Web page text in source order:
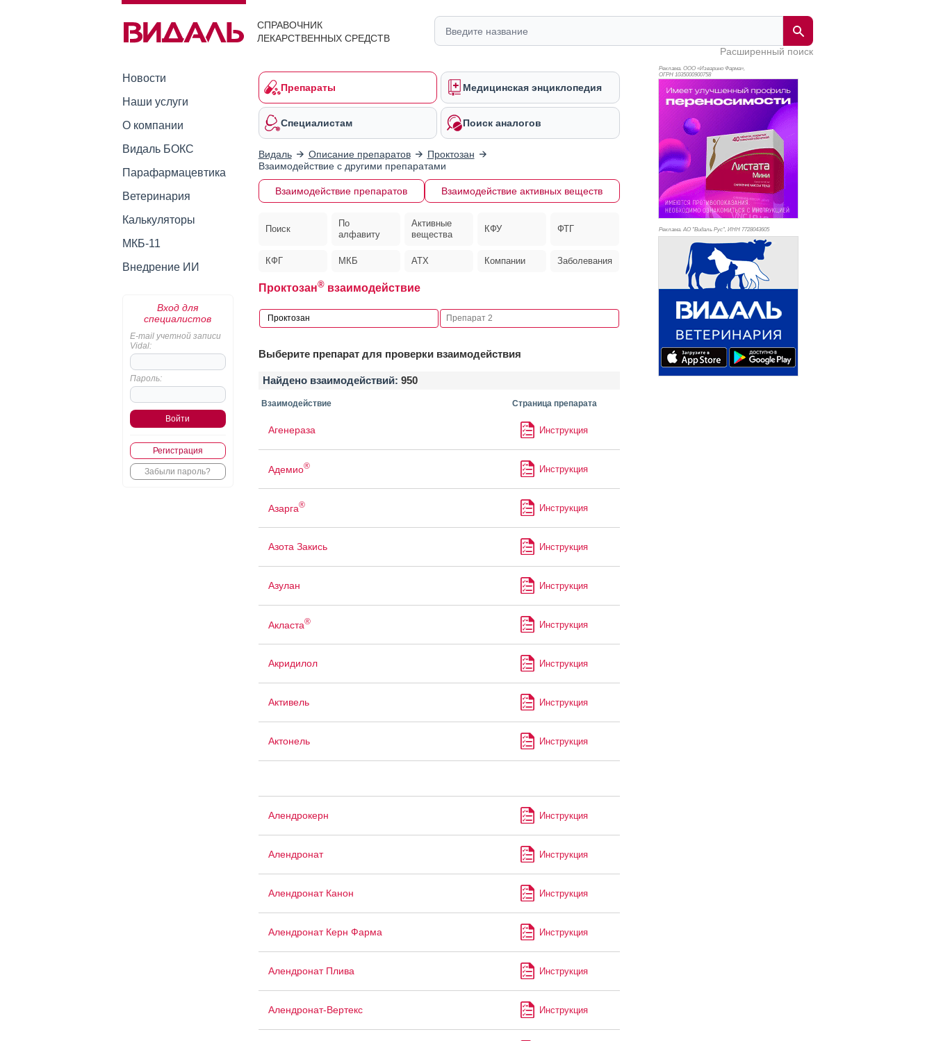
СПРАВОЧНИК
ЛЕКАРСТВЕННЫХ СРЕДСТВ
Расширенный поиск
Новости
Наши услуги
О компании
Видаль БОКС
Парафармацевтика
Ветеринария
Калькуляторы
МКБ-11
Внедрение ИИ
Вход для
специалистов
E-mail учетной записи
Vidal:
Пароль:
Регистрация
Забыли пароль?
Препараты Медицинская энциклопедия
Специалистам Поиск аналогов
Видаль Описание препаратов
Проктозан
Взаимодействие с другими препаратами
Взаимодействие препаратов Взаимодействие активных веществ
Поиск
По
алфавиту
Активные
вещества
КФУ ФТГ
КФГ МКБ АТХ Компании Заболевания
Проктозан®взаимодействие
Выберите препарат для проверки взаимодействия
Найдено взаимодействий: 950
Взаимодействие Страница препарата
Агенераза Инструкция
Адемио® Инструкция
Азарга® Инструкция
Азота Закись Инструкция
Азулан Инструкция
Акласта® Инструкция
Акридилол Инструкция
Активель Инструкция
Актонель Инструкция
Алендрокерн Инструкция
Алендронат Инструкция
Алендронат Канон Инструкция
Алендронат Керн Фарма Инструкция
Алендронат Плива Инструкция
Алендронат-Вертекс Инструкция
Реклама. ООО «Изварино Фарма»,
ОГРН 1035000900758
Реклама. АО "Видаль Рус", ИНН 7728043605